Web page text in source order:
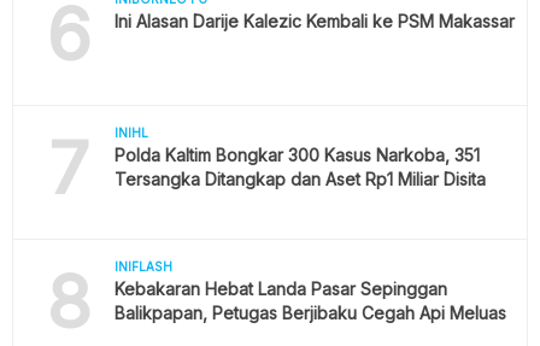
6 Ini Alasan Darije Kalezic Kembali ke PSM Makassar
7 INIHL
Polda Kaltim Bongkar 300 Kasus Narkoba, 351
Tersangka Ditangkap dan Aset Rp1 Miliar Disita
8 INIFLASH
Kebakaran Hebat Landa Pasar Sepinggan
Balikpapan, Petugas Berjibaku Cegah Api Meluas